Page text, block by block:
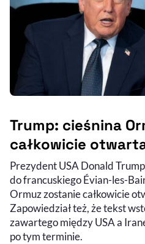
Trump: cieśnina
całkowicie
Prezydent USA Donald
do francuskiego Évian-les-
Ormuz zostanie całkowicie
Zapowiedział też, że tekst
zawartego między USA a
po tym terminie.